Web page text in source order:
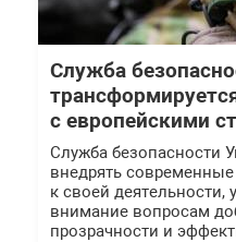
Служба
с европейскими
Служба безопасности
внедрять
к своей деятельности,
внимание вопросам
прозрачности и